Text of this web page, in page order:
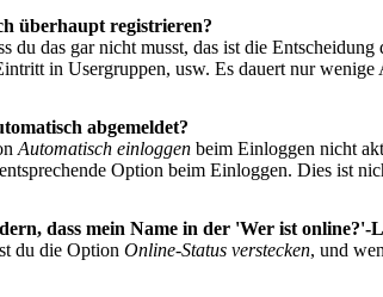
überhaupt registrieren?
du das gar nicht musst, das ist die
in Usergruppen, usw. Es dauert nur
abgemeldet?
Automatisch einloggen beim Einloggen nicht
Option beim Einloggen. Dies ist
dass mein Name in der 'Wer ist online?'-
du die Option Online-Status verstecken, und